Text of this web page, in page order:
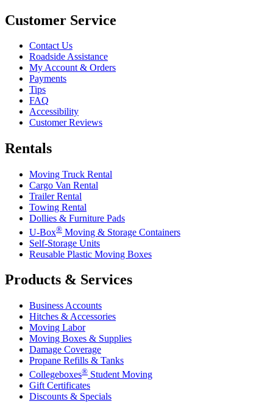
Customer Service
Contact Us
Roadside Assistance
My Account & Orders
Payments
Tips
FAQ
Accessibility
Customer Reviews
Rentals
Moving Truck Rental
Cargo Van Rental
Trailer Rental
Towing Rental
Dollies & Furniture Pads
U-Box® Moving & Storage Containers
Self-Storage Units
Reusable Plastic Moving Boxes
Products & Services
Business Accounts
Hitches & Accessories
Moving Labor
Moving Boxes & Supplies
Damage Coverage
Propane Refills & Tanks
Collegeboxes® Student Moving
Gift Certificates
Discounts & Specials